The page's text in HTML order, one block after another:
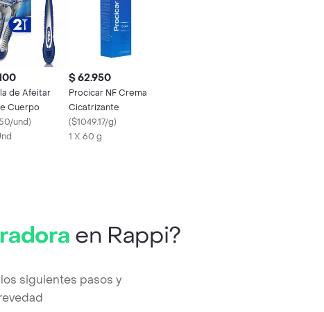
de Afeitar
Cuerpo
und)
$ 62.950
Procicar NF Crema
Cicatrizante
($1049.17/g)
1 X 60 g
en Rappi?
siguientes pasos y